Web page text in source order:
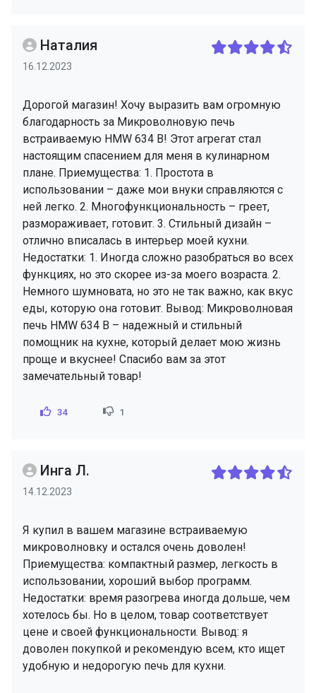
Наталия
16.12.2023
Дорогой магазин! Хочу выразить вам огромную
благодарность за Микроволновую печь
встраиваемую HMW 634 B! Этот агрегат стал
настоящим спасением для меня в кулинарном
плане. Приемущества: 1. Простота в
использовании – даже мои внуки справляются с
ней легко. 2. Многофункциональность – греет,
размораживает, готовит. 3. Стильный дизайн –
отлично вписалась в интерьер моей кухни.
Недостатки: 1. Иногда сложно разобраться во всех
функциях, но это скорее из-за моего возраста. 2.
Немного шумновата, но это не так важно, как вкус
еды, которую она готовит. Вывод: Микроволновая
печь HMW 634 B – надежный и стильный
помощник на кухне, который делает мою жизнь
проще и вкуснее! Спасибо вам за этот
замечательный товар!
34 1
Инга Л.
14.12.2023
Я купил в вашем магазине встраиваемую
микроволновку и остался очень доволен!
Приемущества: компактный размер, легкость в
использовании, хороший выбор программ.
Недостатки: время разогрева иногда дольше, чем
хотелось бы. Но в целом, товар соответствует
цене и своей функциональности. Вывод: я
доволен покупкой и рекомендую всем, кто ищет
удобную и недорогую печь для кухни.